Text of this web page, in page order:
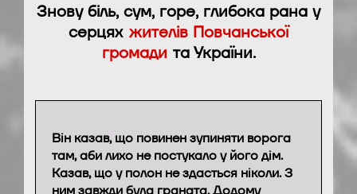
Знову біль, сум, горе, глибока рана у
серцях жителів Повчанської
громади та України.
Він казав, що повинен зупиняти ворога
там, аби лихо не постукало у його дім.
Казав, що у полон не здасться ніколи. З